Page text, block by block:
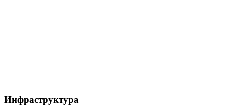
Инфраструктура